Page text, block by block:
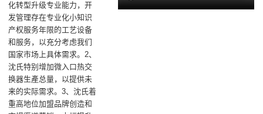
化转型升级专业能力，开
发管理存在专业化小知识
产权服务年限的工艺设备
和服务，以充分考虑我们
国家市场上具体需求。2、
沈氏特别增加微入口热交
换器生產总量，以提供未
来的实际需求。3、沈氏着
重高地位加盟品牌创造和